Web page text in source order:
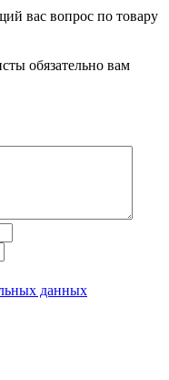
вас вопрос по товару
обязательно вам
данных